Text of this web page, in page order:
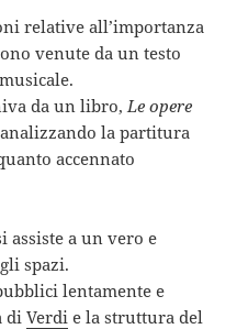
relative all’importanza
venute da un testo
da un libro, Le opere
la partitura
accennato
assiste a un vero e
spazi.
lentamente e
diVerdi e la struttura del